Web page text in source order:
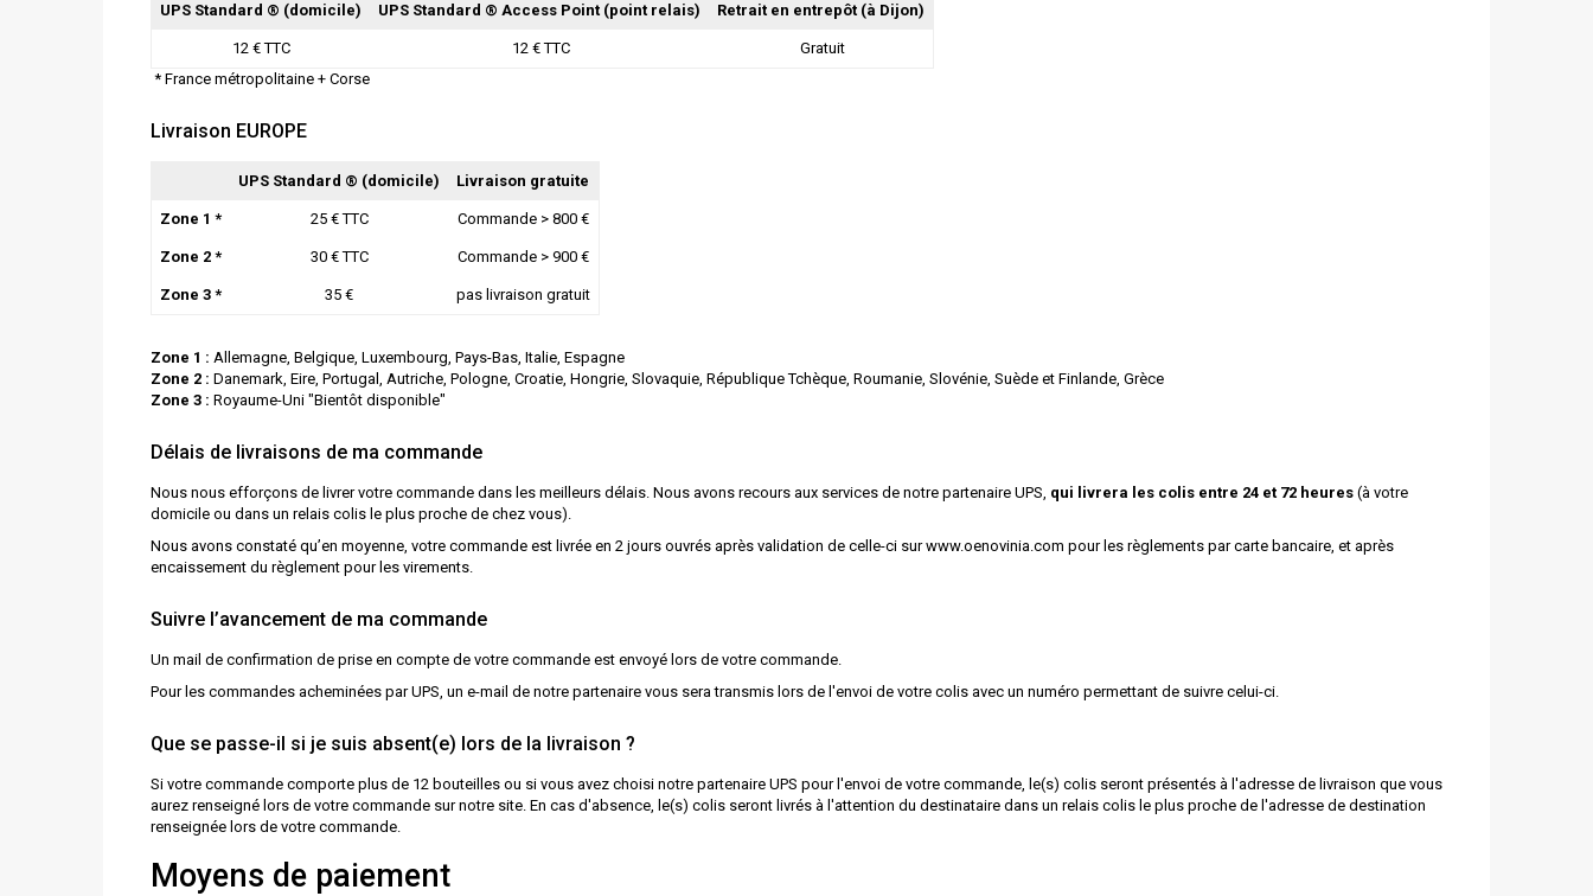
UPS Standard ® (domicile) UPS Standard ® Access Point (point relais) Retrait en entrepôt (à Dijon)
12 € TTC 12 € TTC
Gratuit
* France métropolitaine + Corse
Livraison EUROPE
UPS Standard ® (domicile) Livraison gratuite
Zone 1 * 25 € TTC Commande > 800 €
Zone 2 * 30 € TTC Commande > 900 €
Zone 3 * 35 € pas livraison gratuit
Zone 1 : Allemagne, Belgique, Luxembourg, Pays-Bas, Italie, Espagne
Zone 2 : Danemark, Eire, Portugal, Autriche, Pologne, Croatie, Hongrie, Slovaquie, République Tchèque, Roumanie, Slovénie, Suède et Finlande, Grèce
Zone 3 : Royaume-Uni "Bientôt disponible"
Délais de livraisons de ma commande
Nous nous efforçons de livrer votre commande dans les meilleurs délais. Nous avons recours aux services de notre partenaire UPS, qui livrera les colis entre 24 et 72 heures (à votre
domicile ou dans un relais colis le plus proche de chez vous).
Nous avons constaté qu’en moyenne, votre commande est livrée en 2 jours ouvrés après validation de celle-ci surwww.oenovinia.com pour les règlements par carte bancaire, et après
encaissement du règlement pour les virements.
Suivre l’avancement de ma commande
Un mail de confirmation de prise en compte de votre commande est envoyé lors de votre commande.
Pour les commandes acheminées par UPS, un e-mail de notre partenaire vous sera transmis lors de l'envoi de votre colis avec un numéro permettant de suivre celui-ci.
Que se passe-il si je suis absent(e) lors de la livraison ?
Si votre commande comporte plus de 12 bouteilles ou si vous avez choisi notre partenaire UPS pour l'envoi de votre commande, le(s) colis seront présentés à l'adresse de livraison que vous
aurez renseigné lors de votre commande sur notre site. En cas d'absence, le(s) colis seront livrés à l'attention du destinataire dans un relais colis le plus proche de l'adresse de destination
renseignée lors de votre commande.
Moyens de paiement